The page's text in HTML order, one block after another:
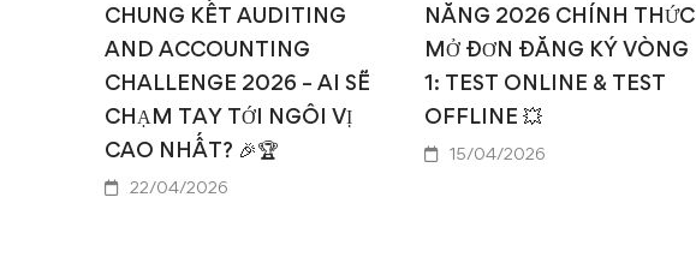
CHUNG KẾT AUDITING
AND ACCOUNTING
CHALLENGE 2026 – AI SẼ
CHẠM TAY TỚI NGÔI VỊ
CAO NHẤT? 🎉🏆
22/04/2026
NĂNG 2026 CHÍNH THỨC
MỞ ĐƠN ĐĂNG KÝ VÒNG
1: TEST ONLINE & TEST
OFFLINE 💥
15/04/2026